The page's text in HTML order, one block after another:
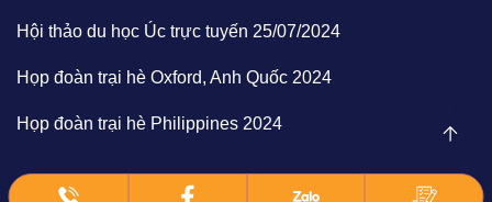
Hội thảo du học Úc trực tuyến 25/07/2024
Họp đoàn trại hè Oxford, Anh Quốc 2024
Họp đoàn trại hè Philippines 2024